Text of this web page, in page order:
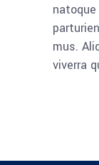
mus.
viverra